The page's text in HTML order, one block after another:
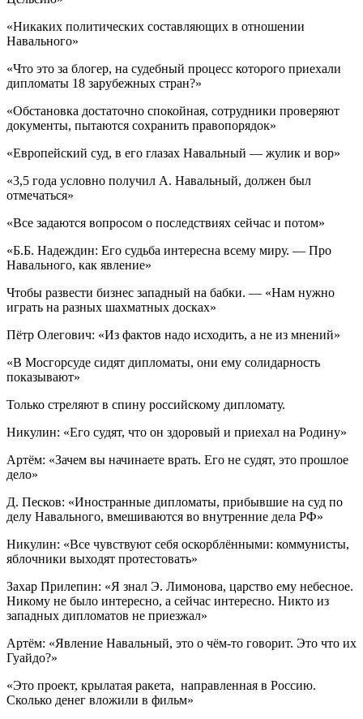
«Никаких политических составляющих в отношении
Навального»
«Что это за блогер, на судебный процесс которого приехали
дипломаты 18 зарубежных стран?»
«Обстановка достаточно спокойная, сотрудники проверяют
документы, пытаются сохранить правопорядок»
«Европейский суд, в его глазах Навальный — жулик и вор»
«3,5 года условно получил А. Навальный, должен был
отмечаться»
«Все задаются вопросом о последствиях сейчас и потом»
«Б.Б. Надеждин: Его судьба интересна всему миру. — Про
Навального, как явление»
Чтобы развести бизнес западный на бабки. — «Нам нужно
играть на разных шахматных досках»
Пётр Олегович: «Из фактов надо исходить, а не из мнений»
«В Мосгорсуде сидят дипломаты, они ему солидарность
показывают»
Только стреляют в спину российскому дипломату.
Никулин: «Его судят, что он здоровый и приехал на Родину»
Артём: «Зачем вы начинаете врать. Его не судят, это прошлое
дело»
Д. Песков: «Иностранные дипломаты, прибывшие на суд по
делу Навального, вмешиваются во внутренние дела РФ»
Никулин: «Все чувствуют себя оскорблёнными: коммунисты,
яблочники выходят протестовать»
Захар Прилепин: «Я знал Э. Лимонова, царство ему небесное.
Никому не было интересно, а сейчас интересно. Никто из
западных дипломатов не приезжал»
Артём: «Явление Навальный, это о чём-то говорит. Это что их
Гуайдо?»
«Это проект, крылатая ракета, направленная в Россию.
Сколько денег вложили в фильм»